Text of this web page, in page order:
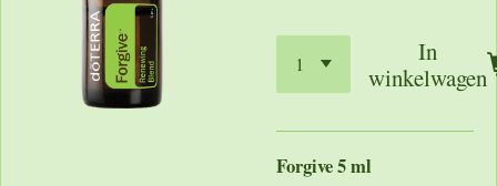
In
winkelwagen
Forgive 5 ml